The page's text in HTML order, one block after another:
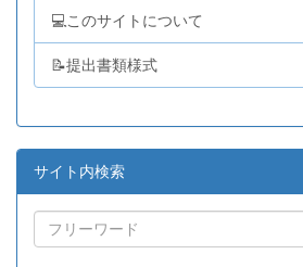
💻このサイトについて
📝提出書類様式
サイト内検索